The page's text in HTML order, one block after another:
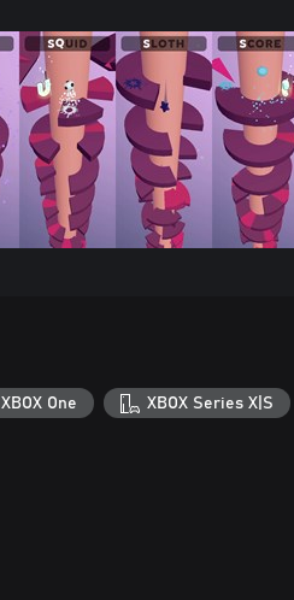
XBOX One XBOX Series X|S